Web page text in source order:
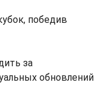
победив
за
обновлений